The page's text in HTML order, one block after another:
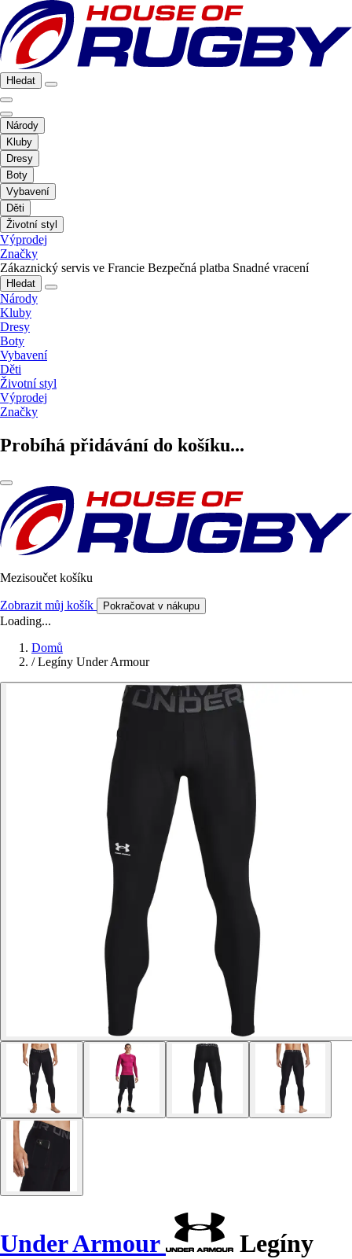
Hledat
Národy
Kluby
Dresy
Boty
Vybavení
Děti
Životní styl
Výprodej
Značky
Zákaznický servis ve Francie Bezpečná platba Snadné vracení
Hledat
Národy
Kluby
Dresy
Boty
Vybavení
Děti
Životní styl
Výprodej
Značky
Probíhá přidávání do košíku...
Mezisoučet košíku
Zobrazit můj košík Pokračovat v nákupu
Loading...
Domů
/ Legíny Under Armour
Under Armour Legíny